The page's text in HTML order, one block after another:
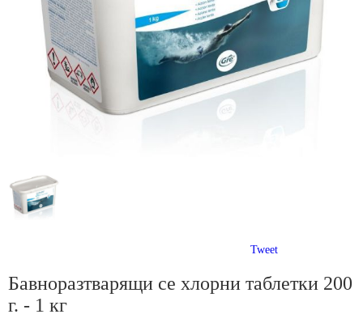
Tweet
Бавноразтварящи се хлорни таблетки 200
г. - 1 кг